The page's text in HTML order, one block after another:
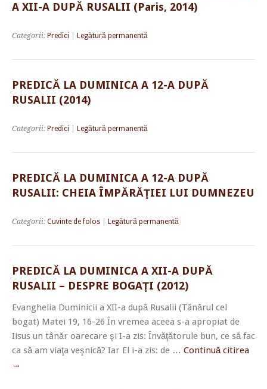
A XII-A DUPĂ RUSALII (Paris, 2014)
Categorii: Predici Legătură permanentă
PREDICĂ LA DUMINICA A 12-A DUPĂ
RUSALII (2014)
Categorii: Predici Legătură permanentă
PREDICĂ LA DUMINICA A 12-A DUPĂ
RUSALII: CHEIA ÎMPĂRĂŢIEI LUI DUMNEZEU
Categorii: Cuvinte de folos Legătură permanentă
PREDICĂ LA DUMINICA A XII-A DUPĂ
RUSALII – DESPRE BOGAŢI (2012)
Evanghelia Duminicii a XII-a după Rusalii (Tânărul cel
bogat) Matei 19, 16-26 În vremea aceea s-a apropiat de
Iisus un tânăr oarecare şi I-a zis: Învăţătorule bun, ce să fac
ca să am viaţa veşnică? Iar El i-a zis: de … Continuă citirea
→